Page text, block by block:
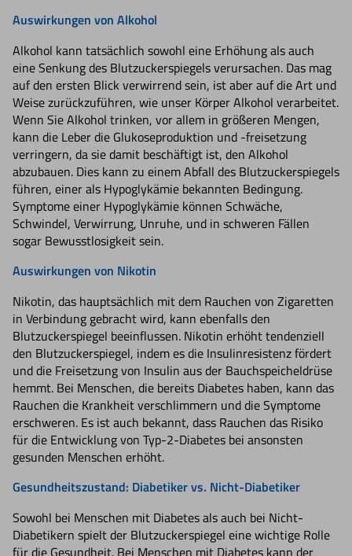
Auswirkungen von Alkohol
Alkohol kann tatsächlich sowohl eine Erhöhung als auch
eine Senkung des Blutzuckerspiegels verursachen. Das mag
auf den ersten Blick verwirrend sein, ist aber auf die Art und
Weise zurückzuführen, wie unser Körper Alkohol verarbeitet.
Wenn Sie Alkohol trinken, vor allem in größeren Mengen,
kann die Leber die Glukoseproduktion und -freisetzung
verringern, da sie damit beschäftigt ist, den Alkohol
abzubauen. Dies kann zu einem Abfall des Blutzuckerspiegels
führen, einer als Hypoglykämie bekannten Bedingung.
Symptome einer Hypoglykämie können Schwäche,
Schwindel, Verwirrung, Unruhe, und in schweren Fällen
sogar Bewusstlosigkeit sein.
Auswirkungen von Nikotin
Nikotin, das hauptsächlich mit dem Rauchen von Zigaretten
in Verbindung gebracht wird, kann ebenfalls den
Blutzuckerspiegel beeinflussen. Nikotin erhöht tendenziell
den Blutzuckerspiegel, indem es die Insulinresistenz fördert
und die Freisetzung von Insulin aus der Bauchspeicheldrüse
hemmt. Bei Menschen, die bereits Diabetes haben, kann das
Rauchen die Krankheit verschlimmern und die Symptome
erschweren. Es ist auch bekannt, dass Rauchen das Risiko
für die Entwicklung von Typ-2-Diabetes bei ansonsten
gesunden Menschen erhöht.
Gesundheitszustand: Diabetiker vs. Nicht-Diabetiker
Sowohl bei Menschen mit Diabetes als auch bei Nicht-
Diabetikern spielt der Blutzuckerspiegel eine wichtige Rolle
für die Gesundheit. Bei Menschen mit Diabetes kann der